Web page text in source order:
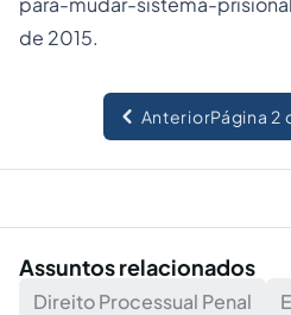
de 2015.
AnteriorPágina 2
Assuntos relacionados
Direito Processual Penal